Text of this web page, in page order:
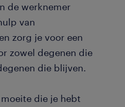
de werknemer
van
zorg je voor een
zowel degenen die
die blijven.
die je hebt